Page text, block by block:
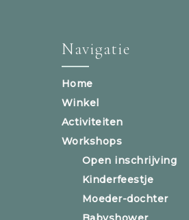
Navigatie
Home
Winkel
Activiteiten
Workshops
Open inschrijving
Kinderfeestje
Moeder-dochter